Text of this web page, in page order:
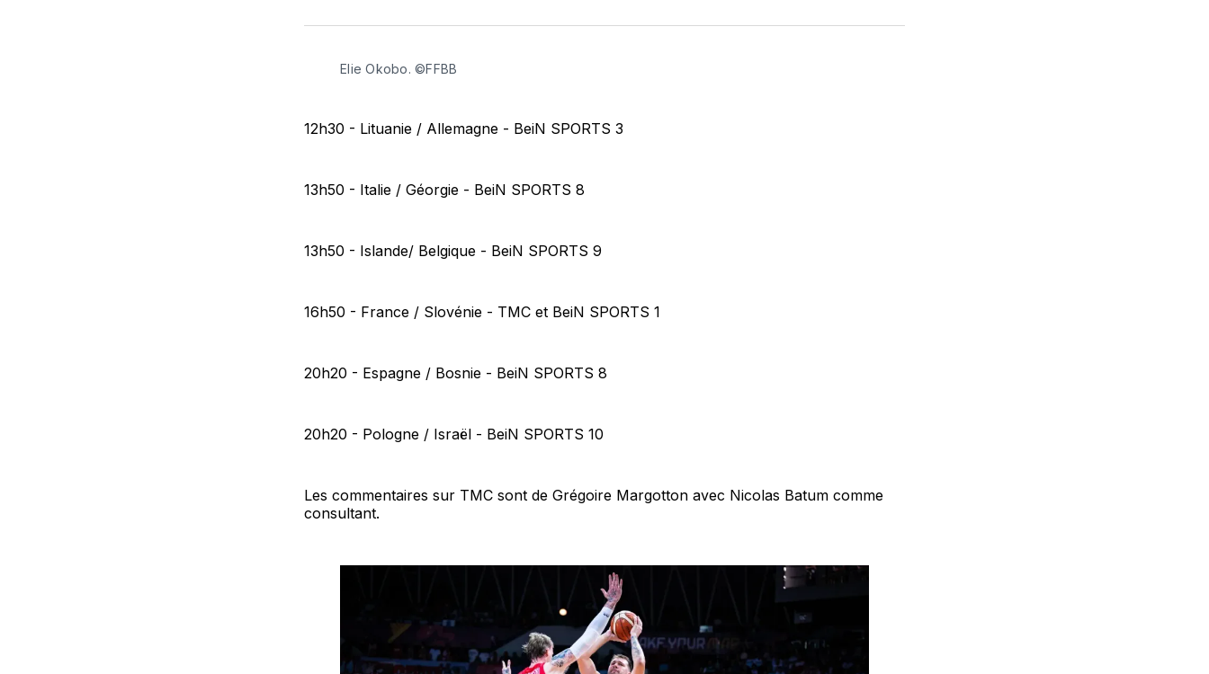
Facebook
LinkedInWhatsApp
Courriel
Elie Okobo. ©FFBB
12h30 - Lituanie / Allemagne - BeiN SPORTS 3
13h50 - Italie / Géorgie - BeiN SPORTS 8
13h50 - Islande/ Belgique - BeiN SPORTS 9
16h50 - France / Slovénie - TMC et BeiN SPORTS 1
20h20 - Espagne / Bosnie - BeiN SPORTS 8
20h20 - Pologne / Israël - BeiN SPORTS 10
Les commentaires sur TMC sont de Grégoire Margotton avec Nicolas Batum comme
consultant.